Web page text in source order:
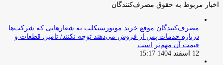
اخبار مربوط به حقوق مصرف‌کنندگان
مصرف‌کنندگان موقع خرید موتورسیکلت به شعارهایی که شرکت‌ها
درباره خدمات پس از فروش می‌دهند توجه نکنند/ تامین قطعات و
قیمت آن مهم‌تر است
12 اسفند 1404 15:17